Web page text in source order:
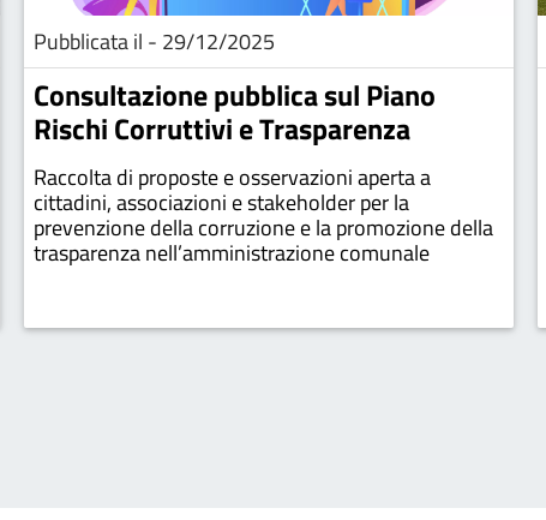
Pubblicata il - 29/12/2025
Consultazione pubblica sul Piano
Rischi Corruttivi e Trasparenza
Raccolta di proposte e osservazioni aperta a
cittadini, associazioni e stakeholder per la
prevenzione della corruzione e la promozione della
trasparenza nell’amministrazione comunale